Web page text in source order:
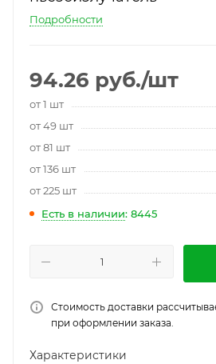
Подробности
94.26 руб./шт
от 1 шт
от 49 шт
от 81 шт
от 136 шт
от 225 шт
Есть в наличии: 8445
Стоимость доставки
при оформлении заказа.
Характеристики